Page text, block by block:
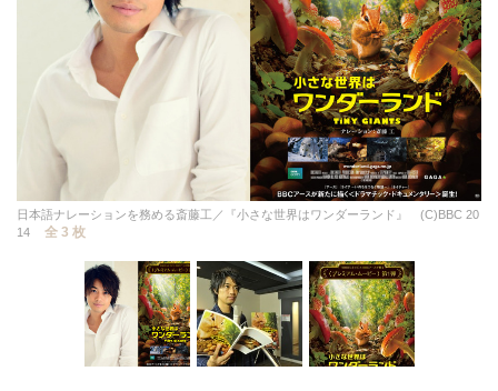
日本語ナレーションを務める斎藤工／『小さな世界はワンダーランド』 (C)BBC 20
14
全 3 枚